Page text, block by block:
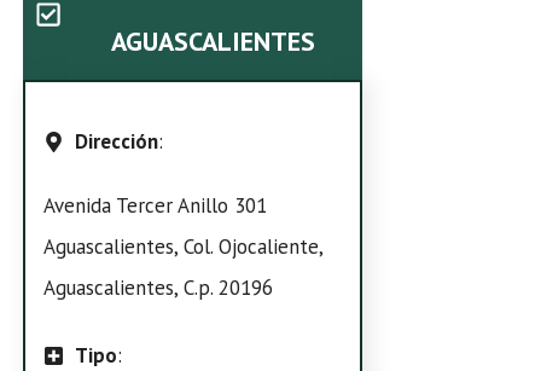
AGUASCALIENTES
Dirección:
Avenida Tercer Anillo 301
Aguascalientes, Col. Ojocaliente,
Aguascalientes, C.p. 20196
Tipo: